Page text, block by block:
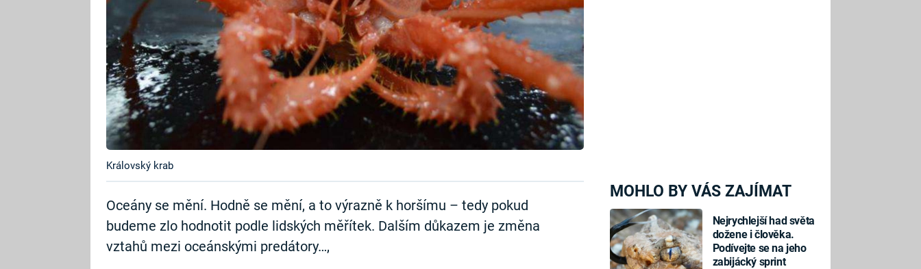
MOHLO BY VÁS ZAJÍMAT
Nejrychlejší had světa
dožene i člověka.
Podívejte se na jeho
zabijácký sprint
Královský krab
Oceány se mění. Hodně se mění, a to výrazně k horšímu – tedy pokud
budeme zlo hodnotit podle lidských měřítek. Dalším důkazem je změna
vztahů mezi oceánskými predátory…,